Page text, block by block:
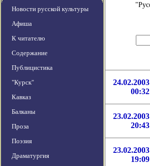
Новости русской культуры
Афиша
К читателю
Содержание
Публицистика
"Курск"
Кавказ
Балканы
Проза
Поэзия
Драматургия
24.02.2003
00:32
23.02.2003
20:43
23.02.2003
19:09